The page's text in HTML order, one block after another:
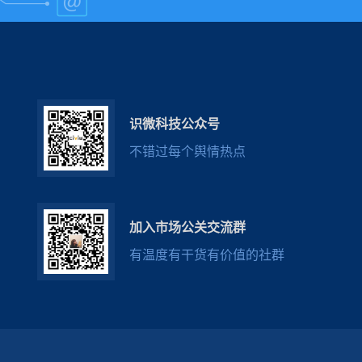
识微科技公众号
不错过每个舆情热点
加入市场公关交流群
有温度有干货有价值的社群